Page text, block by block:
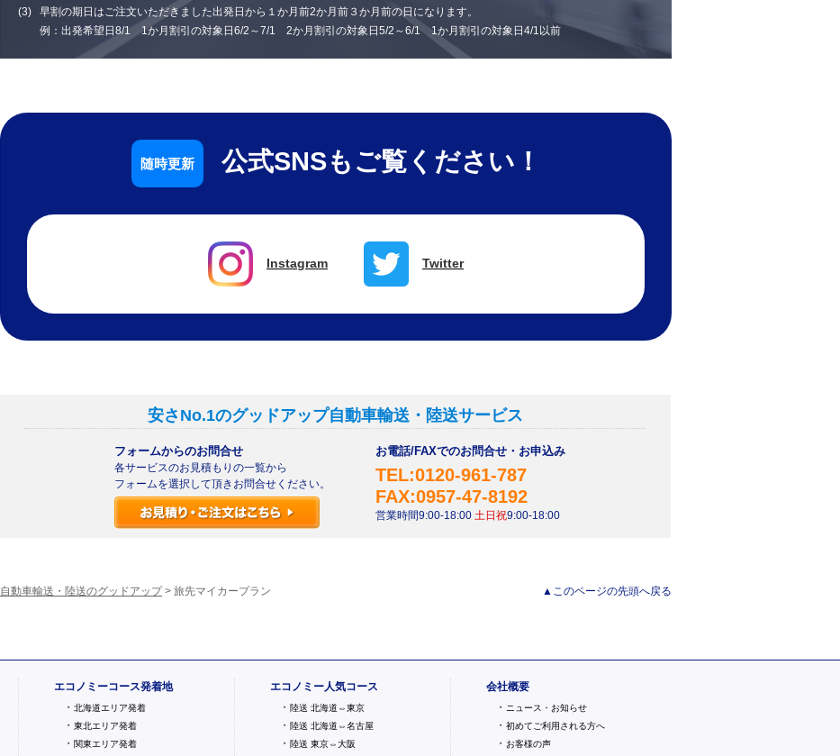
早割の期日はご注文いただきました出発日から１か月前2か月前３か月前の日になります。
例：出発希望日8/1 1か月割引の対象日6/2～7/1 2か月割引の対象日5/2～6/1 1か月割引の対象日4/1以前
公式SNSもご覧ください！
Instagram Twitter
安さNo.1のグッドアップ自動車輸送・陸送サービス
フォームからのお問合せ
各サービスのお見積もりの一覧から
フォームを選択して頂きお問合せください。
お電話/FAXでのお問合せ・お申込み
TEL:0120-961-787
FAX:0957-47-8192
営業時間9:00-18:00 土日祝9:00-18:00
▲このページの先頭へ戻る
自動車輸送・陸送のグッドアップ> 旅先マイカープラン
エコノミーコース発着地
・ 北海道エリア発着
・ 東北エリア発着
・ 関東エリア発着
エコノミー人気コース
・ 陸送 北海道⇔東京
・ 陸送 北海道⇔名古屋
・ 陸送 東京⇔大阪
会社概要
・
ニュース・お知らせ
・ 初めてご利用される方へ
・ お客様の声